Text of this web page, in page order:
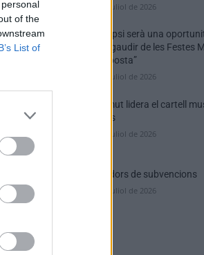
of the
List of
31 de juliol de 2026
“L’eclipsi serà una
per a gaudir de les Festes
d’Amposta”
31 de juliol de 2026
Blaumut lidera el cartell
Festes
31 de juliol de 2026
Caçadors de subvencions
30 de juliol de 2026